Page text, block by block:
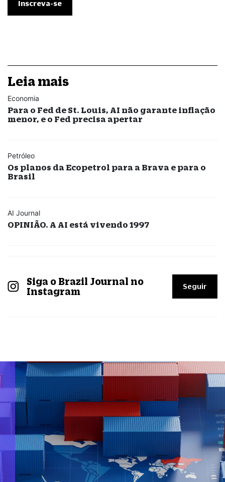
Leia mais
Economia
Para o Fed de St. Louis, AI não garante inflação
menor, e o Fed precisa apertar
Petróleo
Os planos da Ecopetrol para a Brava e para o
Brasil
AI Journal
OPINIÃO. A AI está vivendo 1997
Siga o Brazil Journal no
Instagram
Seguir